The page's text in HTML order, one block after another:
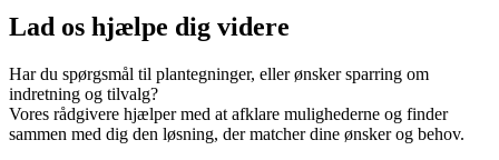
Lad os hjælpe dig videre
Har du spørgsmål til plantegninger, eller ønsker sparring om
indretning og tilvalg?
Vores rådgivere hjælper med at afklare mulighederne og finder
sammen med dig den løsning, der matcher dine ønsker og behov.